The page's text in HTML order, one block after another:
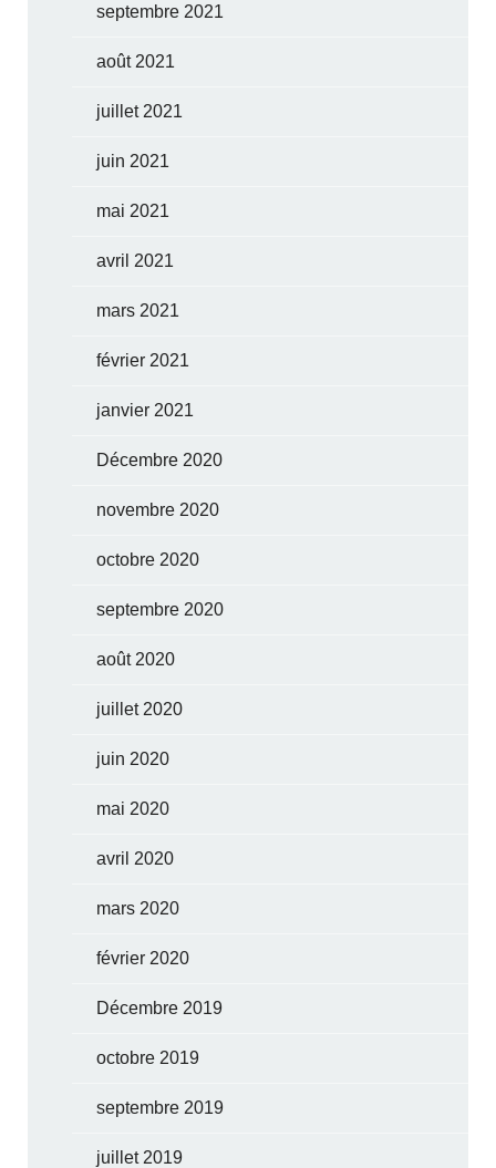
septembre 2021
août 2021
juillet 2021
juin 2021
mai 2021
avril 2021
mars 2021
février 2021
janvier 2021
Décembre 2020
novembre 2020
octobre 2020
septembre 2020
août 2020
juillet 2020
juin 2020
mai 2020
avril 2020
mars 2020
février 2020
Décembre 2019
octobre 2019
septembre 2019
juillet 2019